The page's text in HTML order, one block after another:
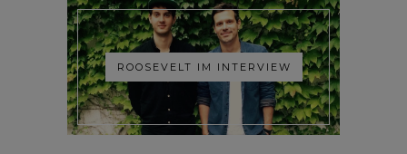
ROOSEVELT IM INTERVIEW